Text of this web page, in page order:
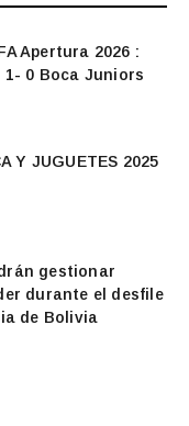
Apertura 2026 :
1- 0 Boca Juniors
Y JUGUETES 2025
gestionar
durante el desfile
de Bolivia